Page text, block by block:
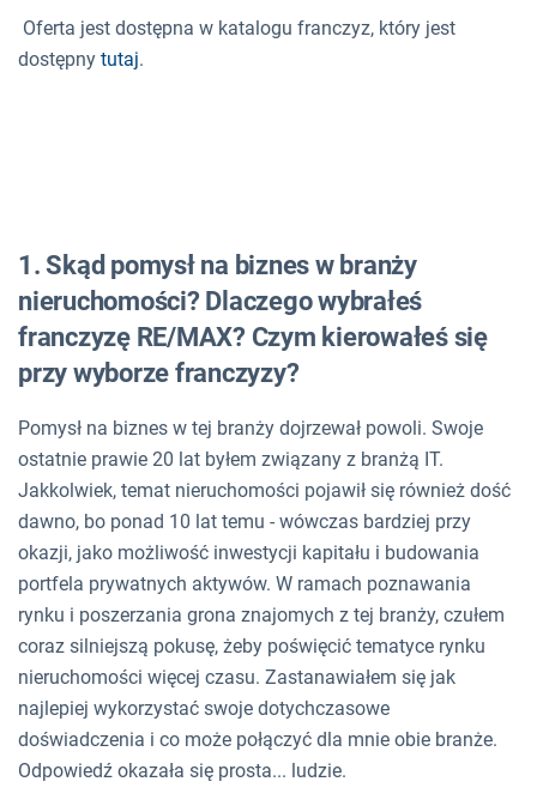
Oferta jest dostępna w katalogu franczyz, który jest
dostępny tutaj.
1. Skąd pomysł na biznes w branży
nieruchomości? Dlaczego wybrałeś
franczyzę RE/MAX? Czym kierowałeś się
przy wyborze franczyzy?
Pomysł na biznes w tej branży dojrzewał powoli. Swoje
ostatnie prawie 20 lat byłem związany z branżą IT.
Jakkolwiek, temat nieruchomości pojawił się również dość
dawno, bo ponad 10 lat temu - wówczas bardziej przy
okazji, jako możliwość inwestycji kapitału i budowania
portfela prywatnych aktywów. W ramach poznawania
rynku i poszerzania grona znajomych z tej branży, czułem
coraz silniejszą pokusę, żeby poświęcić tematyce rynku
nieruchomości więcej czasu. Zastanawiałem się jak
najlepiej wykorzystać swoje dotychczasowe
doświadczenia i co może połączyć dla mnie obie branże.
Odpowiedź okazała się prosta... ludzie.